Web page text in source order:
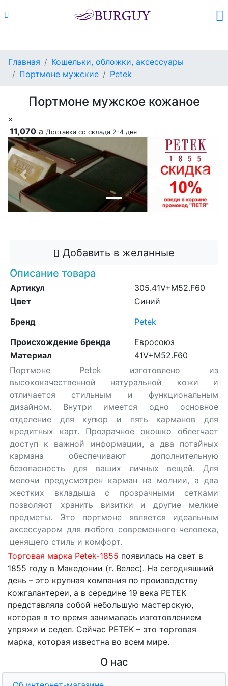
Главная
Кошельки, обложки, аксессуары
Портмоне мужские
Petek
Портмоне мужское кожаное
×
11,070 a Доставка со склада 2-4 дня
Previous
Добавить в желанные
Описание товара
Артикул
305.41V+M52.F60
Цвет
Синий
Бренд
Petek
Происхождение бренда
Евросоюз
Материал
41V+M52.F60
Портмоне Petek изготовлено из
высококачественной натуральной кожи и
отличается стильным и функциональным
дизайном. Внутри имеется одно основное
отделение для купюр и пять карманов для
кредитных карт. Прозрачное окошко облегчает
доступ к важной информации, а два потайных
кармана обеспечивают дополнительную
безопасность для ваших личных вещей. Для
мелочи предусмотрен карман на молнии, а два
жестких вкладыша с прозрачными сетками
позволяют хранить визитки и другие мелкие
предметы. Это портмоне является идеальным
аксессуаром для любого современного человека,
ценящего стиль и комфорт.
Торговая марка Petek-1855 появилась на свет в
1855 году в Македонии (г. Велес). На сегодняшний
день – это крупная компания по производству
кожгалантереи, а в середине 19 века PETEK
представляла собой небольшую мастерскую,
которая в то время занималась изготовлением
упряжи и седел. Сейчас PETEK – это торговая
марка, которая известна во всем мире.
О нас